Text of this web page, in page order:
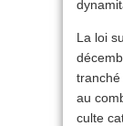
La loi
tranché
au
culte